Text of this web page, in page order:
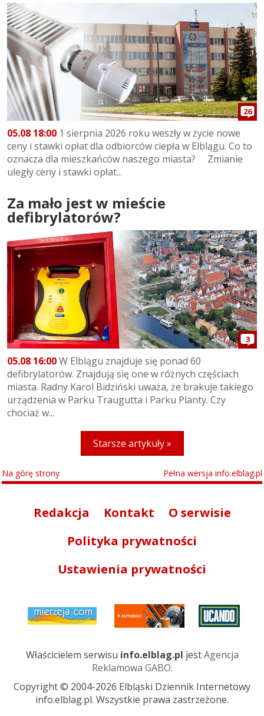
26
05.08 18:00 1 sierpnia 2026 roku weszły w życie nowe
ceny i stawki opłat dla odbiorców ciepła w Elblągu. Co to
oznacza dla mieszkańców naszego miasta? Zmianie
uległy ceny i stawki opłat...
Za mało jest w mieście
defibrylatorów?
3
05.08 16:00W Elblągu znajduje się ponad 60
defibrylatorów. Znajdują się one w różnych częściach
miasta. Radny Karol Bidziński uważa, że brakuje takiego
urządzenia w Parku Traugutta i Parku Planty. Czy
chociaż w...
Starsze artykuły »
Na górę strony Pełna wersja info.elblag.pl
Redakcja Kontakt
O serwisie
Polityka prywatności
Ustawienia prywatności
Właścicielem serwisu info.elblag.pl jestAgencja
Reklamowa GABO.
Copyright © 2004-2026 Elbląski Dziennik Internetowy
info.elblag.pl. Wszystkie prawa zastrzeżone.